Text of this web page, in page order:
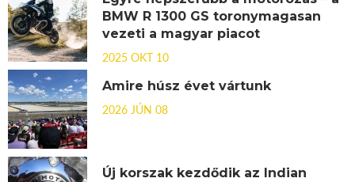
BMW R 1300 GS toronymagasan
vezeti a magyar piacot
2025 OKT 10
Amire húsz évet vártunk
2026 JÚN 08
Új korszak kezdődik az Indian